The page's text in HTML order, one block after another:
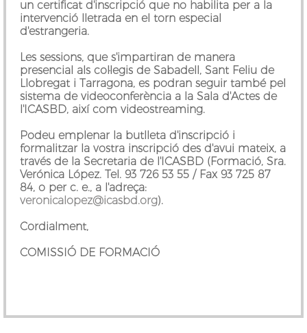
un certificat d'inscripció que no habilita per a la
intervenció lletrada en el torn especial
d'estrangeria.
Les sessions, que s'impartiran de manera
presencial als col·legis de Sabadell, Sant Feliu de
Llobregat i Tarragona, es podran seguir també pel
sistema de videoconferència a la Sala d'Actes de
l'ICASBD, així com videostreaming.
Podeu emplenar la butlleta d'inscripció i
formalitzar la vostra inscripció des d'avui mateix, a
través de la Secretaria de l'ICASBD (Formació, Sra.
Verónica López. Tel. 93 726 53 55 / Fax 93 725 87
84, o per c. e., a l'adreça:
veronicalopez@icasbd.org).
Cordialment,
COMISSIÓ DE FORMACIÓ